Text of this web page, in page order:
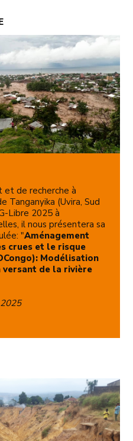
et de recherche à
Tanganyika (Uvira, Sud
Libre 2025 à
il nous présentera sa
"Aménagement
crues et le risque
Modélisation
de la rivière